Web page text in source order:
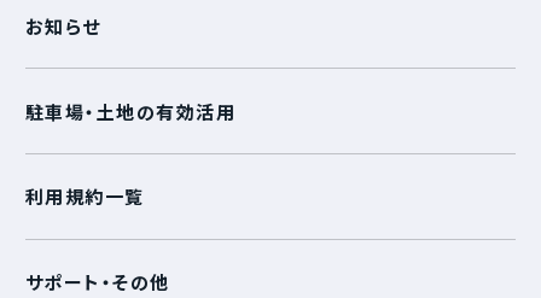
サポート・その他
お知らせ
駐車場・土地の有効活用
利用規約一覧